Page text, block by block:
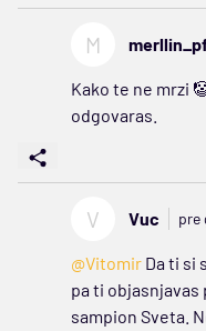
M
Kako te ne mrzi
odgovaras.
V Vuc pre
@Vitomir Da ti si
pa ti objasnjavas
sampion Sveta.